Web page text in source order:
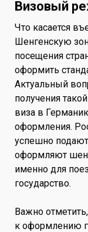
Визовый
Что касается
Шенгенскую
посещения
оформить
Актуальный
получения
виза в
оформления.
успешно
оформляют
именно для
государство.
Важно
к оформлению